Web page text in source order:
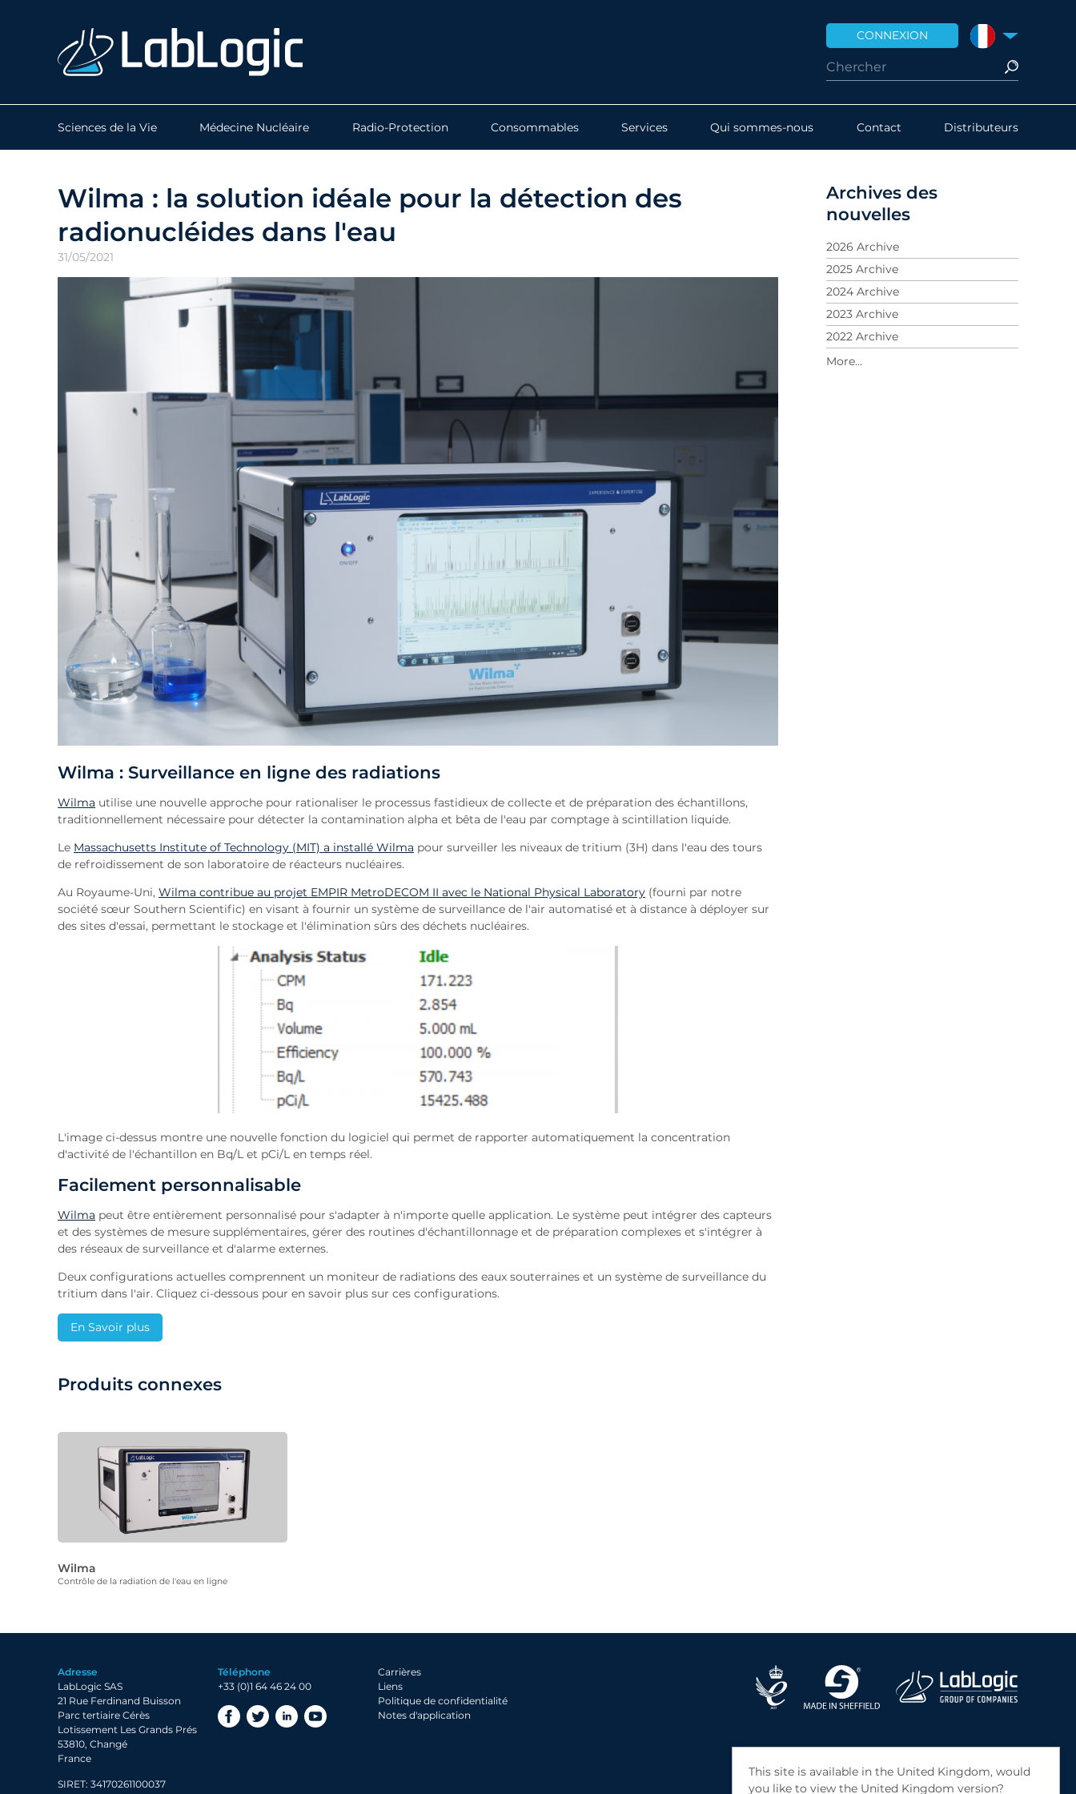
CONNEXION FRANCE
Sciences de la Vie Médecine Nucléaire Radio-Protection Consommables Services Qui sommes-nous Contact Distributeurs
Wilma : la solution idéale pour la détection des
radionucléides dans l'eau
31/05/2021
Wilma : Surveillance en ligne des radiations
Wilma utilise une nouvelle approche pour rationaliser le processus fastidieux de collecte et de préparation des échantillons,
traditionnellement nécessaire pour détecter la contamination alpha et bêta de l'eau par comptage à scintillation liquide.
Le Massachusetts Institute of Technology (MIT) a installé Wilma pour surveiller les niveaux de tritium (3H) dans l'eau des tours
de refroidissement de son laboratoire de réacteurs nucléaires.
Au Royaume-Uni, Wilma contribue au projet EMPIR MetroDECOM II avec le National Physical Laboratory (fourni par notre
société sœur Southern Scientific) en visant à fournir un système de surveillance de l'air automatisé et à distance à déployer sur
des sites d'essai, permettant le stockage et l'élimination sûrs des déchets nucléaires.
L'image ci-dessus montre une nouvelle fonction du logiciel qui permet de rapporter automatiquement la concentration
d'activité de l'échantillon en Bq/L et pCi/L en temps réel.
Facilement personnalisable
Wilma peut être entièrement personnalisé pour s'adapter à n'importe quelle application. Le système peut intégrer des capteurs
et des systèmes de mesure supplémentaires, gérer des routines d'échantillonnage et de préparation complexes et s'intégrer à
des réseaux de surveillance et d'alarme externes.
Deux configurations actuelles comprennent un moniteur de radiations des eaux souterraines et un système de surveillance du
tritium dans l'air. Cliquez ci-dessous pour en savoir plus sur ces configurations.
En Savoir plus
Produits connexes
Wilma
Contrôle de la radiation de l'eau en ligne
Archives des
nouvelles
2026 Archive
2025 Archive
2024 Archive
2023 Archive
2022 Archive
2021 Archive
Adresse
LabLogic SAS
21 Rue Ferdinand Buisson
Parc tertiaire Cérès
Lotissement Les Grands Prés
53810, Changé
France
SIRET: 34170261100037
Téléphone
+33 (0)1 64 46 24 00
Carrières
Liens
Politique de confidentialité
Notes d'application
This site is available in the United Kingdom, would
you like to view the United Kingdom version?